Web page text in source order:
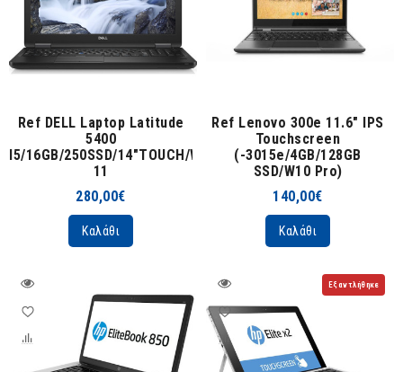
Ref DELL Laptop Latitude
5400
I5/16GB/250SSD/14"TOUCH/WIN
11
280,00€
Καλάθι
Ref Lenovo 300e 11.6" IPS
Touchscreen
(-3015e/4GB/128GB
SSD/W10 Pro)
140,00€
Καλάθι
Εξαντλήθηκε